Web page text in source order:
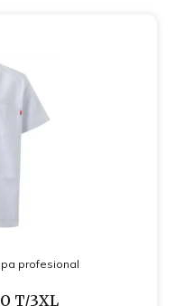
profesional
T/3XL